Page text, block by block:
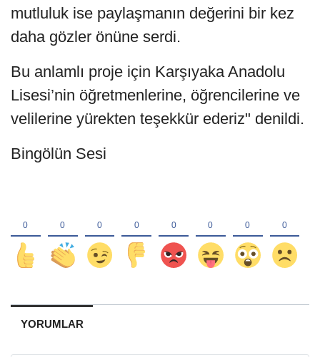
mutluluk ise paylaşmanın değerini bir kez
daha gözler önüne serdi.
Bu anlamlı proje için Karşıyaka Anadolu
Lisesi’nin öğretmenlerine, öğrencilerine ve
velilerine yürekten teşekkür ederiz" denildi.
Bingölün Sesi
YORUMLAR